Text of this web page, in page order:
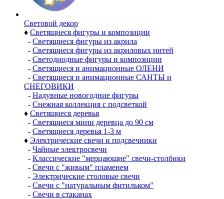
Световой декор
♦ Светящиеся фигуры и композиции
- Светящиеся фигуры из акрила
- Светящиеся фигуры из акриловых нитей
- Светодиодные фигуры и композиции
- Светящиеся и анимационные ОЛЕНИ
- Светящиеся и анимационные САНТЫ и
СНЕГОВИКИ
- Надувные новогодние фигуры
- Снежная коллекция с подсветкой
♦ Светящиеся деревья
- Светящиеся мини деревца до 90 см
- Светящиеся деревья 1-3 м
♦ Электрические свечи и подсвечники
- Чайные электросвечи
- Классические "мерцающие" свечи-столбики
- Свечи с "живым" пламенем
- Электрические столовые свечи
- Свечи с "натуральным фитильком"
- Свечи в стаканах